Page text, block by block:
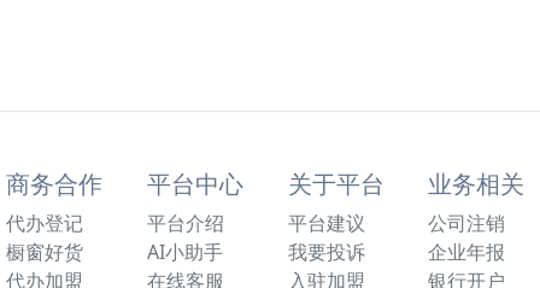
商务合作
代办登记
橱窗好货
代办加盟
平台中心
平台介绍
AI小助手
在线客服
关于平台
平台建议
我要投诉
入驻加盟
业务相关
公司注销
企业年报
银行开户